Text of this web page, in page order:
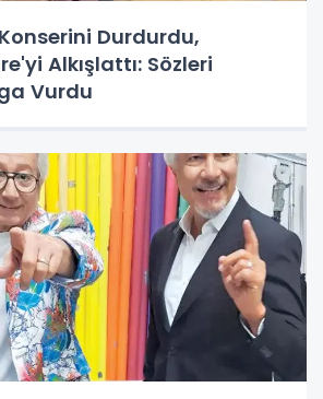
Durdurdu,
Alkışlattı: Sözleri
Vurdu